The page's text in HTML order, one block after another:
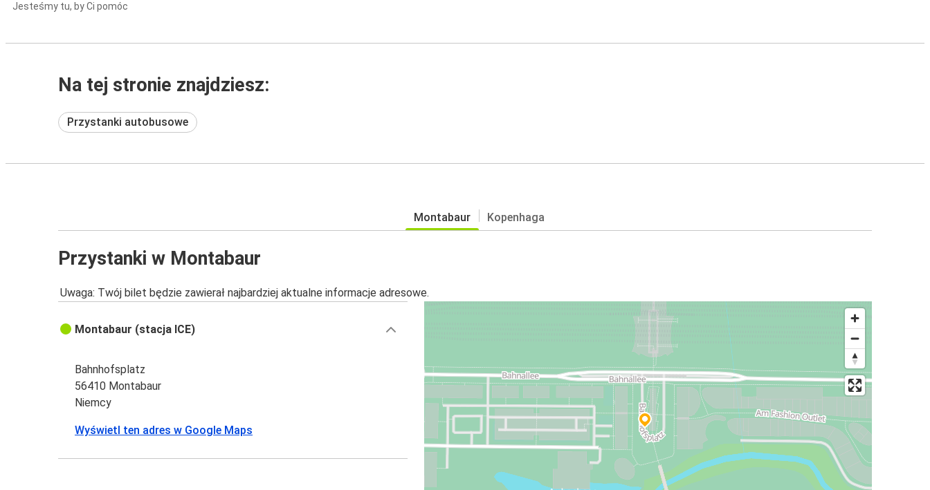
Jesteśmy tu, by Ci pomóc
Na tej stronie znajdziesz:
Przystanki autobusowe
Montabaur Kopenhaga
Przystanki w Montabaur
Uwaga: Twój bilet będzie zawierał najbardziej aktualne informacje adresowe.
Montabaur (stacja ICE)
Bahnhofsplatz
56410 Montabaur
Niemcy
Wyświetl ten adres w Google Maps